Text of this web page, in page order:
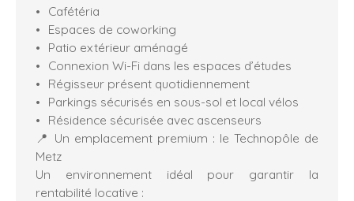
Cafétéria
Espaces de coworking
Patio extérieur aménagé
Connexion Wi-Fi dans les espaces d’études
Régisseur présent quotidiennement
Parkings sécurisés en sous-sol et local vélos
Résidence sécurisée avec ascenseurs
📍 Un emplacement premium : le Technopôle de
Metz
Un environnement idéal pour garantir la
rentabilité locative :